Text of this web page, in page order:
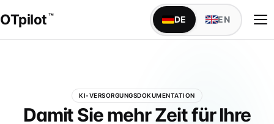
OTpilot™
Versorgungsdokumentation mit KI
Maßblatt, Anamnese, Bestellbogen — füllt sich von
DE EN
KI-VERSORGUNGSDOKUMENTATION
OTpilot —
Damit Sie mehr Zeit für Ihre